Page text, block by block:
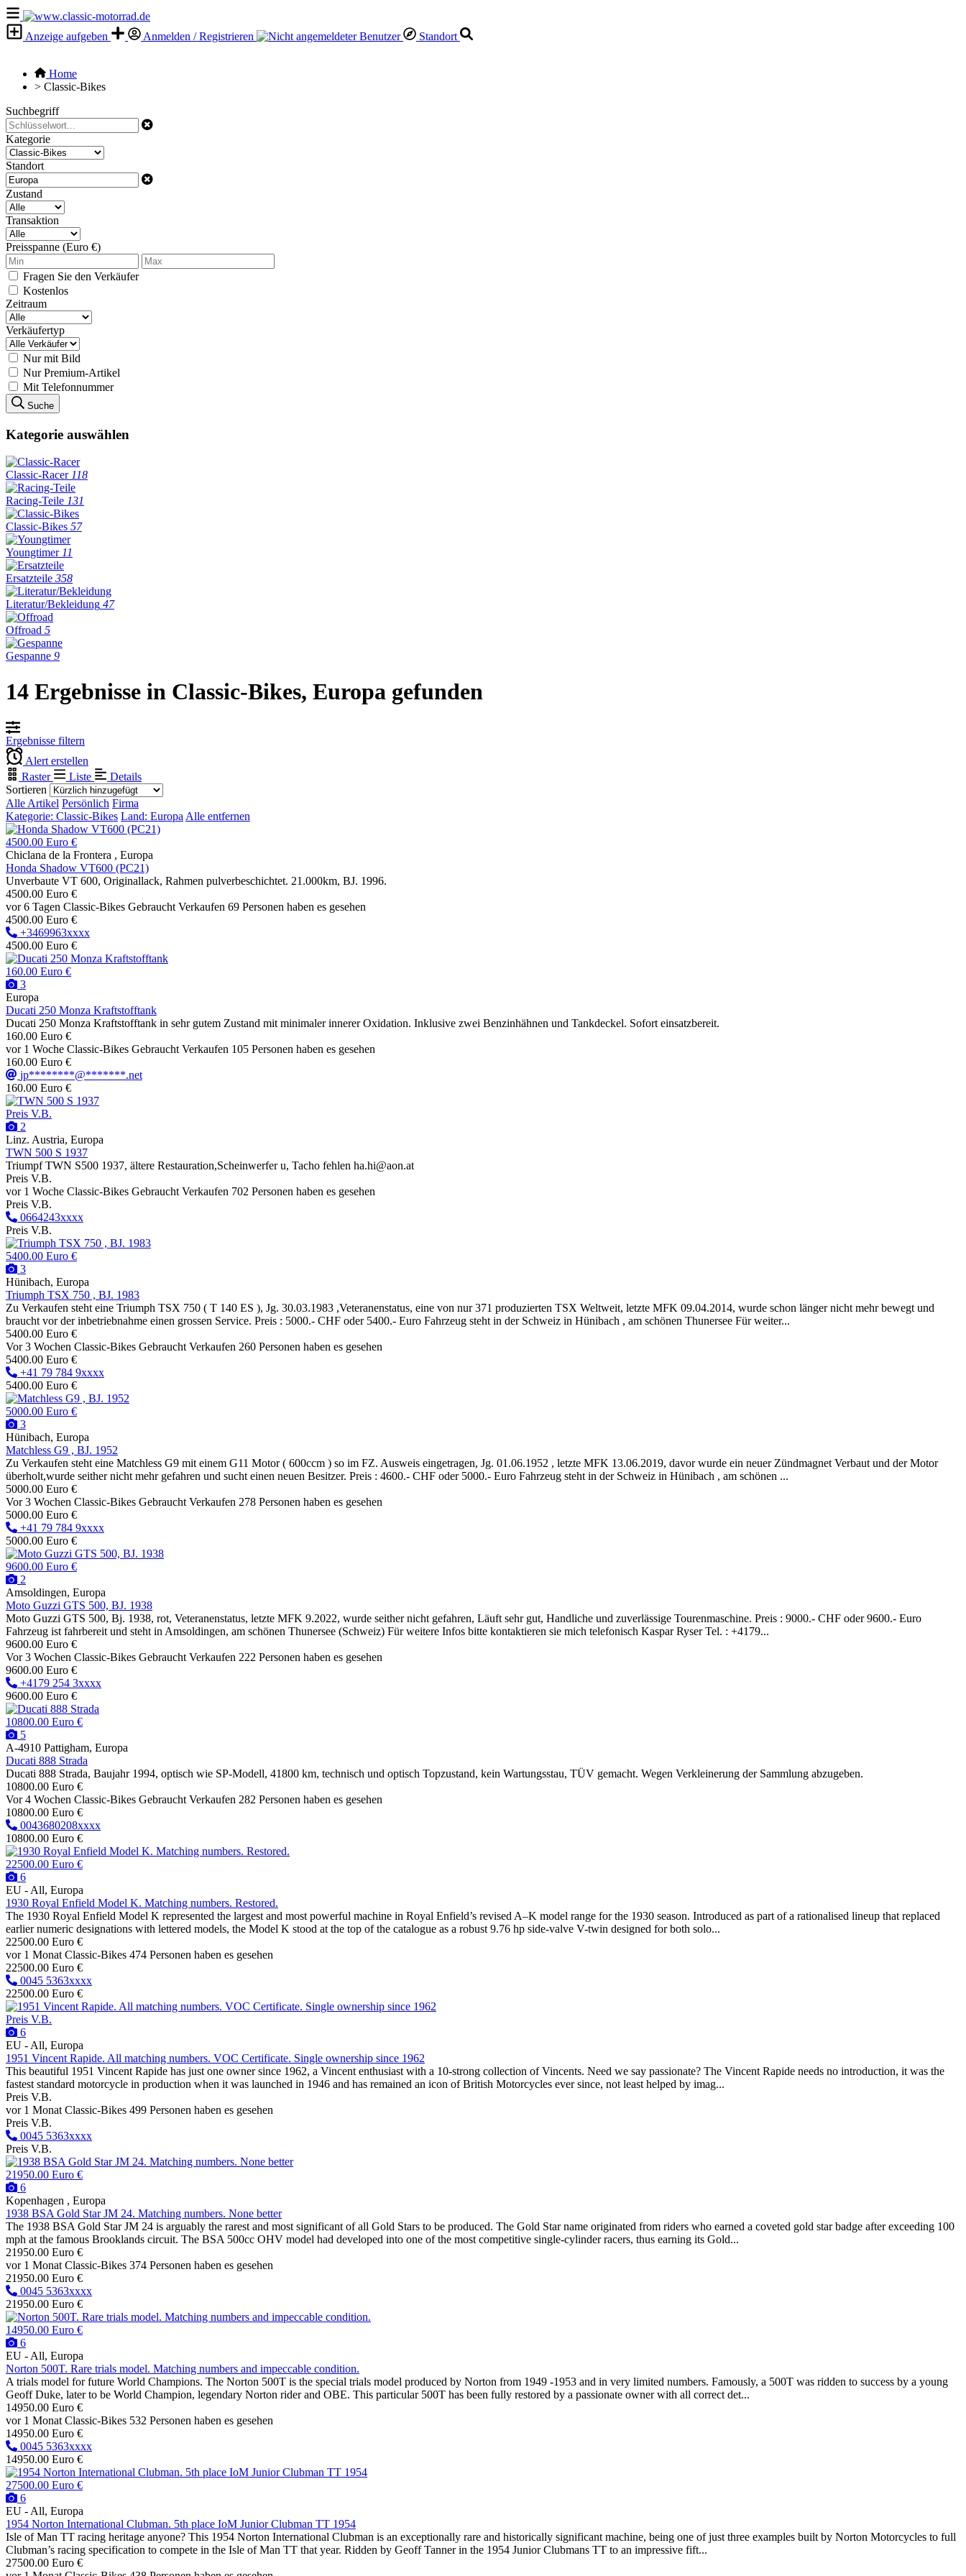
Anzeige aufgeben Anmelden / Registrieren Standort
Home
> Classic-Bikes
Suchbegriff
Kategorie
Standort
Zustand
Transaktion
Preisspanne (Euro €)
Fragen Sie den Verkäufer
Kostenlos
Zeitraum
Verkäufertyp
Nur mit Bild
Nur Premium-Artikel
Mit Telefonnummer
Suche
Kategorie auswählen
Classic-Racer 118
Racing-Teile 131
Classic-Bikes 57
Youngtimer 11
Ersatzteile 358
Literatur/Bekleidung 47
Offroad 5
Gespanne 9
14 Ergebnisse in Classic-Bikes, Europa gefunden
Ergebnisse filtern
Alert erstellen
Raster
Liste
Details
Sortieren
Alle Artikel Persönlich Firma
Kategorie: Classic-Bikes Land: Europa Alle entfernen
4500.00 Euro €
Chiclana de la Frontera , Europa
Honda Shadow VT600 (PC21)
Unverbaute VT 600, Originallack, Rahmen pulverbeschichtet. 21.000km, BJ. 1996.
4500.00 Euro €
vor 6 Tagen Classic-Bikes Gebraucht Verkaufen 69 Personen haben es gesehen
4500.00 Euro €
+3469963xxxx
4500.00 Euro €
160.00 Euro €
3
Europa
Ducati 250 Monza Kraftstofftank
Ducati 250 Monza Kraftstofftank in sehr gutem Zustand mit minimaler innerer Oxidation. Inklusive zwei Benzinhähnen und Tankdeckel. Sofort einsatzbereit.
160.00 Euro €
vor 1 Woche Classic-Bikes Gebraucht Verkaufen 105 Personen haben es gesehen
160.00 Euro €
jp********@*******.net
160.00 Euro €
Preis V.B.
2
Linz. Austria, Europa
TWN 500 S 1937
Triumpf TWN S500 1937, ältere Restauration,Scheinwerfer u, Tacho fehlen ha.hi@aon.at
Preis V.B.
vor 1 Woche Classic-Bikes Gebraucht Verkaufen 702 Personen haben es gesehen
Preis V.B.
0664243xxxx
Preis V.B.
5400.00 Euro €
3
Hünibach, Europa
Triumph TSX 750 , BJ. 1983
Zu Verkaufen steht eine Triumph TSX 750 ( T 140 ES ), Jg. 30.03.1983 ,Veteranenstatus, eine von nur 371 produzierten TSX Weltweit, letzte MFK 09.04.2014, wurde schon länger nicht mehr bewegt und
braucht vor der inbetriebnahme einen grossen Service. Preis : 5000.- CHF oder 5400.- Euro Fahrzeug steht in der Schweiz in Hünibach , am schönen Thunersee Für weiter...
5400.00 Euro €
Vor 3 Wochen Classic-Bikes Gebraucht Verkaufen 260 Personen haben es gesehen
5400.00 Euro €
+41 79 784 9xxxx
5400.00 Euro €
5000.00 Euro €
3
Hünibach, Europa
Matchless G9 , BJ. 1952
Zu Verkaufen steht eine Matchless G9 mit einem G11 Motor ( 600ccm ) so im FZ. Ausweis eingetragen, Jg. 01.06.1952 , letzte MFK 13.06.2019, davor wurde ein neuer Zündmagnet Verbaut und der Motor
überholt,wurde seither nicht mehr gefahren und sucht einen neuen Besitzer. Preis : 4600.- CHF oder 5000.- Euro Fahrzeug steht in der Schweiz in Hünibach , am schönen ...
5000.00 Euro €
Vor 3 Wochen Classic-Bikes Gebraucht Verkaufen 278 Personen haben es gesehen
5000.00 Euro €
+41 79 784 9xxxx
5000.00 Euro €
9600.00 Euro €
2
Amsoldingen, Europa
Moto Guzzi GTS 500, BJ. 1938
Moto Guzzi GTS 500, Bj. 1938, rot, Veteranenstatus, letzte MFK 9.2022, wurde seither nicht gefahren, Läuft sehr gut, Handliche und zuverlässige Tourenmaschine. Preis : 9000.- CHF oder 9600.- Euro
Fahrzeug ist fahrbereit und steht in Amsoldingen, am schönen Thunersee (Schweiz) Für weitere Infos bitte kontaktieren sie mich telefonisch Kaspar Ryser Tel. : +4179...
9600.00 Euro €
Vor 3 Wochen Classic-Bikes Gebraucht Verkaufen 222 Personen haben es gesehen
9600.00 Euro €
+4179 254 3xxxx
9600.00 Euro €
10800.00 Euro €
5
A-4910 Pattigham, Europa
Ducati 888 Strada
Ducati 888 Strada, Baujahr 1994, optisch wie SP-Modell, 41800 km, technisch und optisch Topzustand, kein Wartungsstau, TÜV gemacht. Wegen Verkleinerung der Sammlung abzugeben.
10800.00 Euro €
Vor 4 Wochen Classic-Bikes Gebraucht Verkaufen 282 Personen haben es gesehen
10800.00 Euro €
0043680208xxxx
10800.00 Euro €
22500.00 Euro €
6
EU - All, Europa
1930 Royal Enfield Model K. Matching numbers. Restored.
The 1930 Royal Enfield Model K represented the largest and most powerful machine in Royal Enfield’s revised A–K model range for the 1930 season. Introduced as part of a rationalised lineup that replaced
earlier numeric designations with lettered models, the Model K stood at the top of the catalogue as a robust 9.76 hp side-valve V-twin designed for both solo...
22500.00 Euro €
vor 1 Monat Classic-Bikes 474 Personen haben es gesehen
22500.00 Euro €
0045 5363xxxx
22500.00 Euro €
Preis V.B.
6
EU - All, Europa
1951 Vincent Rapide. All matching numbers. VOC Certificate. Single ownership since 1962
This beautiful 1951 Vincent Rapide has just one owner since 1962, a Vincent enthusiast with a 10-strong collection of Vincents. Need we say passionate? The Vincent Rapide needs no introduction, it was the
fastest standard motorcycle in production when it was launched in 1946 and has remained an icon of British Motorcycles ever since, not least helped by imag...
Preis V.B.
vor 1 Monat Classic-Bikes 499 Personen haben es gesehen
Preis V.B.
0045 5363xxxx
Preis V.B.
21950.00 Euro €
6
Kopenhagen , Europa
1938 BSA Gold Star JM 24. Matching numbers. None better
The 1938 BSA Gold Star JM 24 is arguably the rarest and most significant of all Gold Stars to be produced. The Gold Star name originated from riders who earned a coveted gold star badge after exceeding 100
mph at the famous Brooklands circuit. The BSA 500cc OHV model had developed into one of the most competitive single-cylinder racers, thus earning its Gold...
21950.00 Euro €
vor 1 Monat Classic-Bikes 374 Personen haben es gesehen
21950.00 Euro €
0045 5363xxxx
21950.00 Euro €
14950.00 Euro €
6
EU - All, Europa
Norton 500T. Rare trials model. Matching numbers and impeccable condition.
A trials model for future World Champions. The Norton 500T is the special trials model produced by Norton from 1949 -1953 and in very limited numbers. Famously, a 500T was ridden to success by a young
Geoff Duke, later to be World Champion, legendary Norton rider and OBE. This particular 500T has been fully restored by a passionate owner with all correct det...
14950.00 Euro €
vor 1 Monat Classic-Bikes 532 Personen haben es gesehen
14950.00 Euro €
0045 5363xxxx
14950.00 Euro €
27500.00 Euro €
6
EU - All, Europa
1954 Norton International Clubman. 5th place IoM Junior Clubman TT 1954
Isle of Man TT racing heritage anyone? This 1954 Norton International Clubman is an exceptionally rare and historically significant machine, being one of just three examples built by Norton Motorcycles to full
Clubman’s racing specification to compete in the Isle of Man TT that year. Ridden by Geoff Tanner in the 1954 Junior Clubmans TT to an impressive fift...
27500.00 Euro €